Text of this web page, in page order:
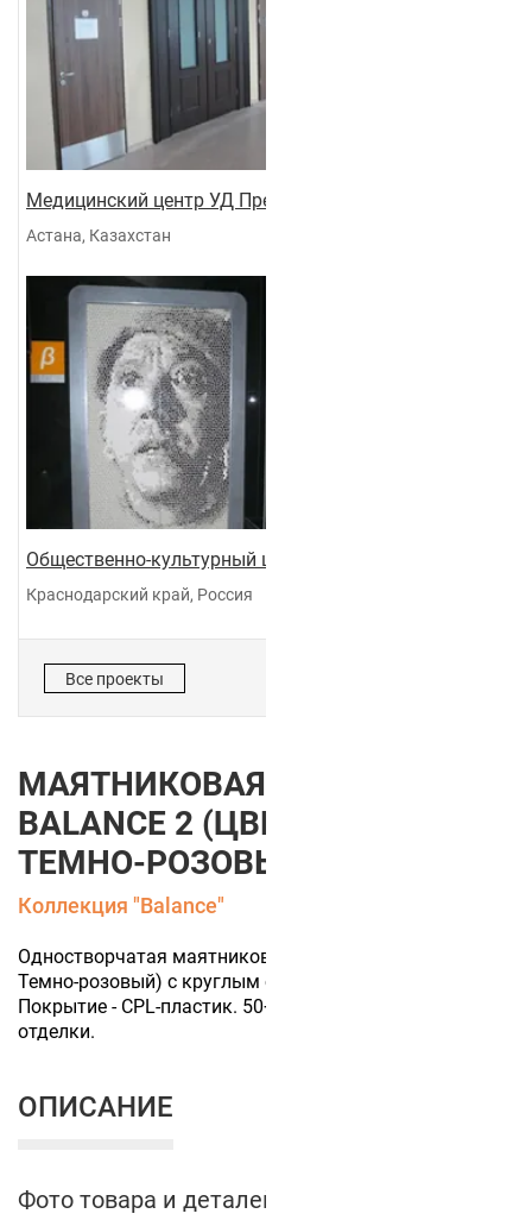
Медицинский центр УД Президента
Астана, Казахстан
Общественно-культурный центр "Галактика"
Краснодарский край, Россия
Все проекты
МАЯТНИКОВАЯ ДВЕРЬ
BALANCE 2 (ЦВЕТ ПОЛОТНА
ТЕМНО-РОЗОВЫЙ)
Коллекция "Balance"
Одностворчатая маятниковая дверь (цвет полотна
Темно-розовый) с круглым стеклом "иллюминатор".
Покрытие - CPL-пластик. 50+ цветов финишной
отделки.
ОПИСАНИЕ
Фото товара и деталей